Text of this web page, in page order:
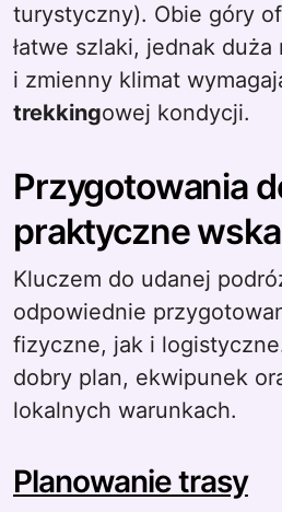
turystyczny). Obie góry
łatwe szlaki, jednak
i zmienny klimat
trekkingowej kondycji.
Przygotowania
praktyczne
Kluczem do udanej
odpowiednie
fizyczne, jak i
dobry plan, ekwipunek
lokalnych warunkach.
Planowanie trasy